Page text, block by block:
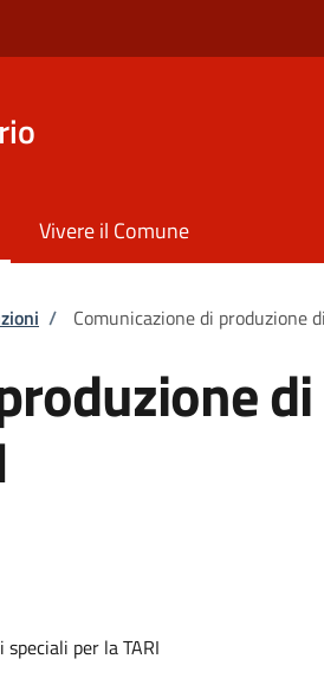
Vivere il Comune
/ Comunicazione di produzione
per la TARI